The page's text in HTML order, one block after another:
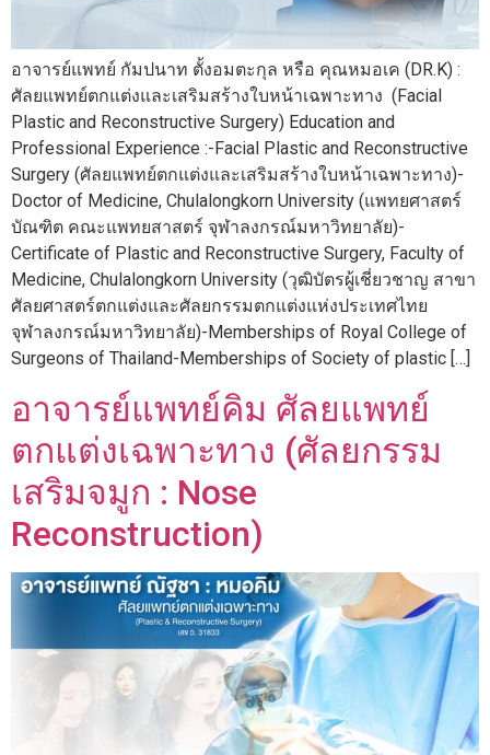
อาจารย์แพทย์ กัมปนาท ตั้งอมตะกุล หรือ คุณหมอเค (DR.K) :
ศัลยแพทย์ตกแต่งและเสริมสร้างใบหน้าเฉพาะทาง (Facial
Plastic and Reconstructive Surgery) Education and
Professional Experience :-Facial Plastic and Reconstructive
Surgery (ศัลยแพทย์ตกแต่งและเสริมสร้างใบหน้าเฉพาะทาง)-
Doctor of Medicine, Chulalongkorn University (แพทยศาสตร์
บัณฑิต คณะแพทยสาสตร์ จุฬาลงกรณ์มหาวิทยาลัย)-
Certificate of Plastic and Reconstructive Surgery, Faculty of
Medicine, Chulalongkorn University (วุฒิบัตรผู้เชี่ยวชาญ สาขา
ศัลยศาสตร์ตกแต่งและศัลยกรรมตกแต่งแห่งประเทศไทย
จุฬาลงกรณ์มหาวิทยาลัย)-Memberships of Royal College of
Surgeons of Thailand-Memberships of Society of plastic […]
อาจารย์แพทย์คิม ศัลยแพทย์
ตกแต่งเฉพาะทาง (ศัลยกรรม
เสริมจมูก : Nose
Reconstruction)